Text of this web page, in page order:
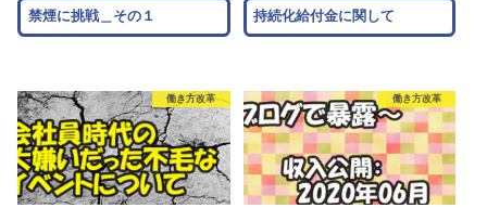
禁煙に挑戦＿その１ 持続化給付金に関して
働き方改革 働き方改革